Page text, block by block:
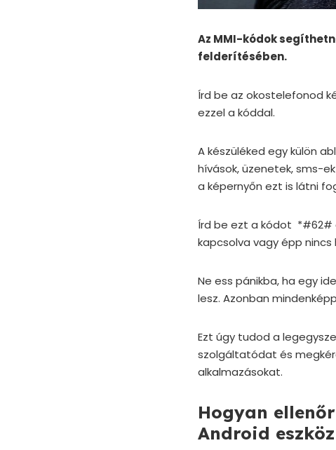
Az MMI-kódok
felderítésében.
Írd be az okostelefonod
ezzel a kóddal.
A készüléked egy külön
hívások, üzenetek, sms-
a képernyőn ezt is látni
Írd be ezt a kódot *#62#
kapcsolva vagy épp
Ne ess pánikba, ha egy
lesz. Azonban
Ezt úgy tudod a
szolgáltatódat és
alkalmazásokat.
Hogyan
Android